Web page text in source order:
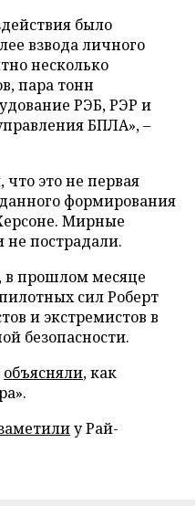
было
взвода личного
несколько
пара тонн
РЭБ, РЭР и
БПЛА», –
это не первая
формирования
Мирные
не пострадали.
в прошлом месяце
сил Роберт
и экстремистов в
безопасности.
объясняли, как
у Рай-